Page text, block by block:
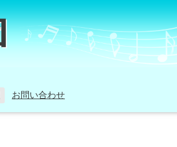
お問い合わせ